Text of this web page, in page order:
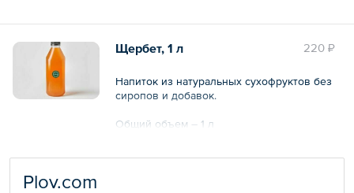
Общий объем – 1 л
220 ₽
Щербет, 1 л
Напиток из натуральных сухофруктов без
сиропов и добавок.
Общий объем – 1 л
Plov.com